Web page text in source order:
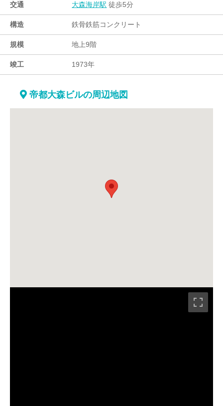
交通 大森海岸駅 徒歩5分
構造 鉄骨鉄筋コンクリート
規模 地上9階
竣工 1973年
帝都大森ビルの周辺地図